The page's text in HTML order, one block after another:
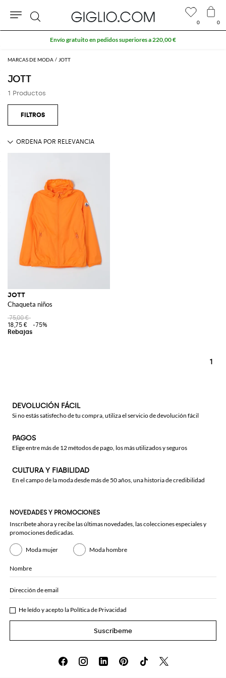
MARCAS DE MODA JOTT
JOTT
1 Productos
JOTT
Chaqueta niños
75,00 €
18,75 €
-75%
1
0 0
Buscar
Envío gratuito en pedidos superiores a 220,00 €
DEVOLUCIÓN FÁCIL
Si no estás satisfecho de tu compra, utiliza el servicio de devolución fácil
PAGOS
Elige entre más de 12 métodos de pago, los más utilizados y seguros
CULTURA Y FIABILIDAD
En el campo de la moda desde más de 50 años, una historia de credibilidad
NOVEDADES Y PROMOCIONES
Inscríbete ahora y recibe las últimas novedades, las colecciones especiales y
promociones dedicadas.
Moda mujer Moda hombre
Nombre
Dirección de email
He leído y acepto la Política de Privacidad
Suscríbeme